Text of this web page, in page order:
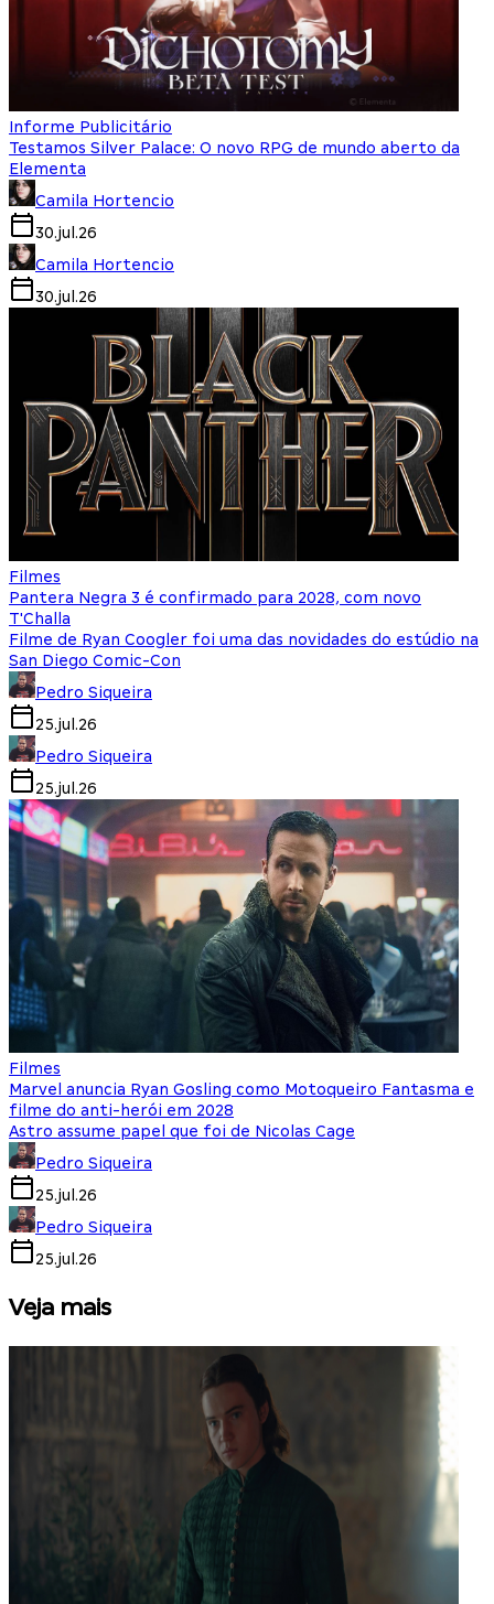
Informe Publicitário
Testamos Silver Palace: O novo RPG de mundo aberto da
Elementa
Camila Hortencio
30.jul.26
Camila Hortencio
30.jul.26
Filmes
Pantera Negra 3 é confirmado para 2028, com novo
T'Challa
Filme de Ryan Coogler foi uma das novidades do estúdio na
San Diego Comic-Con
Pedro Siqueira
25.jul.26
Pedro Siqueira
25.jul.26
Filmes
Marvel anuncia Ryan Gosling como Motoqueiro Fantasma e
filme do anti-herói em 2028
Astro assume papel que foi de Nicolas Cage
Pedro Siqueira
25.jul.26
Pedro Siqueira
25.jul.26
Veja mais